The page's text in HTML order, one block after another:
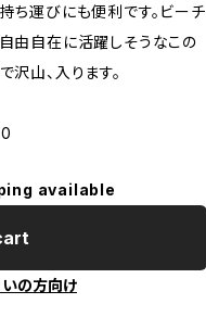
ち運びにも便利です。ビーチ
由自在に活躍しそうなこの
沢山、入ります。
available
の方向け